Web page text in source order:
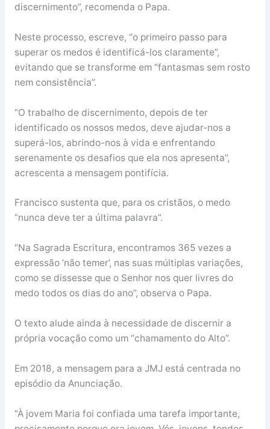
discernimento”, recomenda o Papa.
Neste processo, escreve, “o primeiro passo para
superar os medos é identificá-los claramente”,
evitando que se transforme em “fantasmas sem rosto
nem consistência”.
“O trabalho de discernimento, depois de ter
identificado os nossos medos, deve ajudar-nos a
superá-los, abrindo-nos à vida e enfrentando
serenamente os desafios que ela nos apresenta”,
acrescenta a mensagem pontifícia.
Francisco sustenta que, para os cristãos, o medo
“nunca deve ter a última palavra”.
“Na Sagrada Escritura, encontramos 365 vezes a
expressão ‘não temer’, nas suas múltiplas variações,
como se dissesse que o Senhor nos quer livres do
medo todos os dias do ano”, observa o Papa.
O texto alude ainda à necessidade de discernir a
própria vocação como um “chamamento do Alto”.
Em 2018, a mensagem para a JMJ está centrada no
episódio da Anunciação.
“À jovem Maria foi confiada uma tarefa importante,